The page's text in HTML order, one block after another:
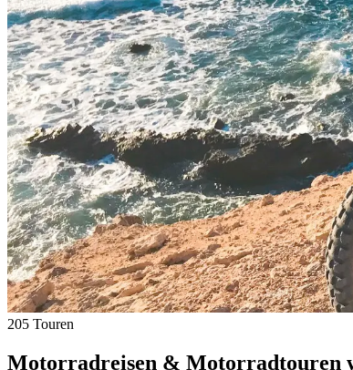
205 Touren
Motorradreisen & Motorradtouren